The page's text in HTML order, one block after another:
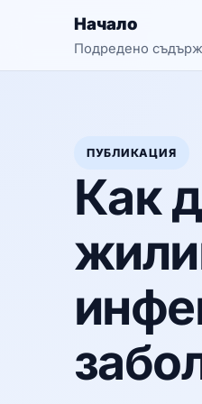
Начало
Подредено
ПУБЛИКАЦИЯ
Как